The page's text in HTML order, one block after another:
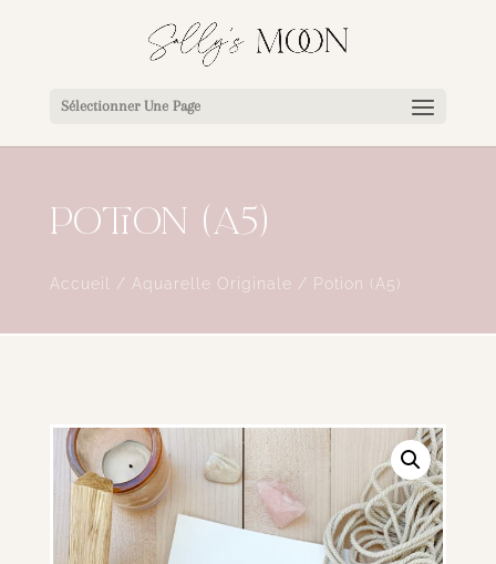
Sélectionner Une Page
Potion (A5)
Accueil / Aquarelle Originale / Potion (A5)